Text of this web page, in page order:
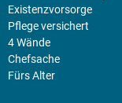
Existenz­vorsorge
Pflege versichert
4 Wände
Chefsache
Fürs Alter